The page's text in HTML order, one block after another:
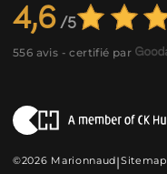
4,6
556 avis - certifié par
©2026 Marionnaud|Sitemap